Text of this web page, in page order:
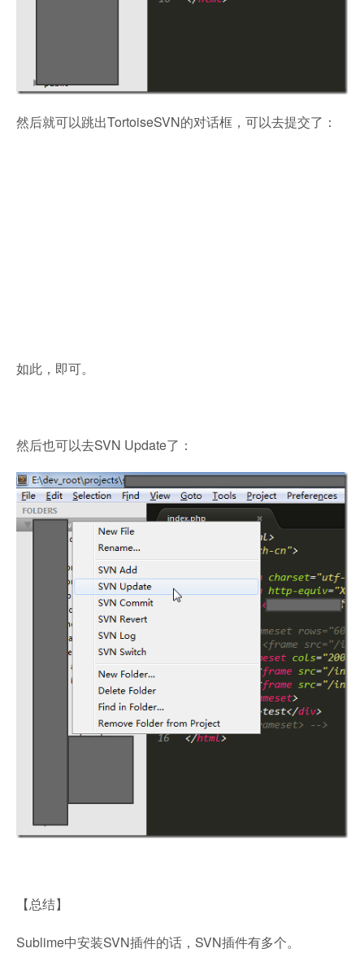
然后就可以跳出TortoiseSVN的对话框，可以去提交了：
如此，即可。
然后也可以去SVN Update了：
【总结】
Sublime中安装SVN插件的话，SVN插件有多个。